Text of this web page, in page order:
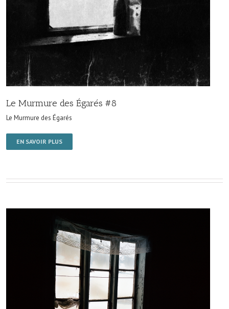
Le Murmure des Égarés #8
Le Murmure des Égarés
EN SAVOIR PLUS